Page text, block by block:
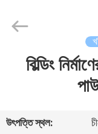
Industrial
Reserved.বিল্ডিং
উৎপত্তি স্থল: